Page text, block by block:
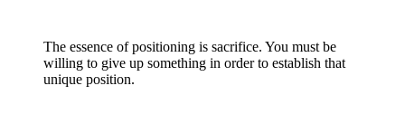
The essence of positioning is sacrifice. You must be
willing to give up something in order to establish that
unique position.